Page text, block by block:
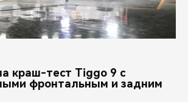
краш-тест Tiggo 9 с
фронтальным и задним